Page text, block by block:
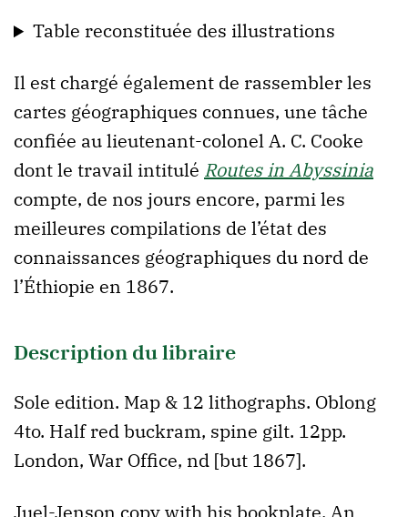
Table reconstituée des illustrations
Il est chargé également de rassembler les
cartes géographiques connues, une tâche
confiée au lieutenant-colonel A. C. Cooke
dont le travail intitulé Routes in Abyssinia
compte, de nos jours encore, parmi les
meilleures compilations de l’état des
connaissances géographiques du nord de
l’Éthiopie en 1867.
Description du libraire
Sole edition. Map & 12 lithographs. Oblong
4to. Half red buckram, spine gilt. 12pp.
London, War Office, nd [but 1867].
Juel-Jenson copy with his bookplate. An